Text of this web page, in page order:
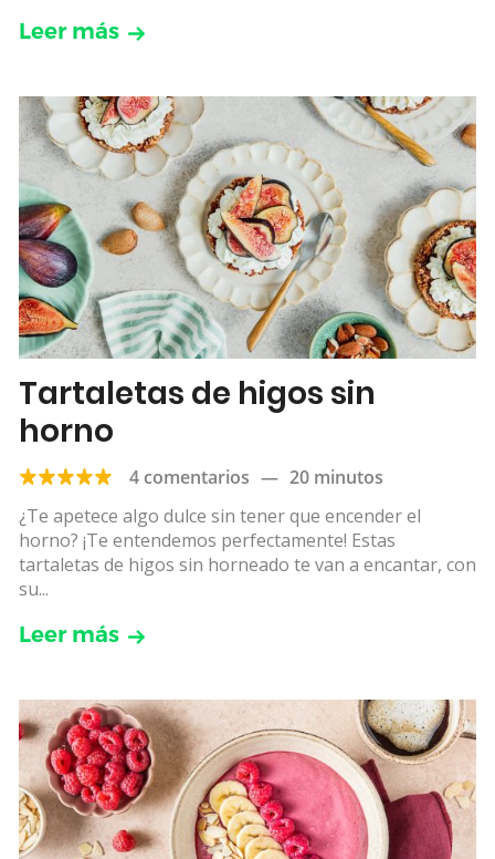
Leer más
Tartaletas de higos sin
horno
4 comentarios — 20 minutos
¿Te apetece algo dulce sin tener que encender el
horno? ¡Te entendemos perfectamente! Estas
tartaletas de higos sin horneado te van a encantar, con
su...
Leer más